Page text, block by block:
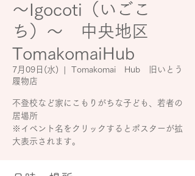
～Igocoti（いごこ
ち）～ 中央地区
TomakomaiHub
7月09日(水)
Tomakomai Hub 旧いとう
履物店
不登校など家にこもりがちな子ども、若者の
居場所
※イベント名をクリックするとポスターが拡
大表示されます。